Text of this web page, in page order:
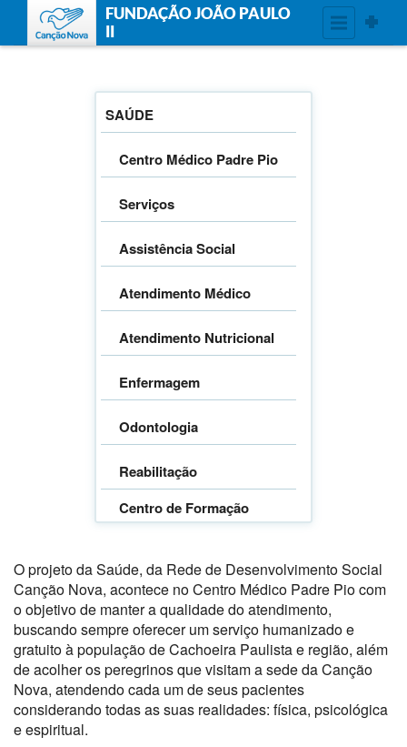
FUNDAÇÃO JOÃO PAULO
II
SAÚDE
Centro Médico Padre Pio
Serviços
Assistência Social
Atendimento Médico
Atendimento Nutricional
Enfermagem
Odontologia
Reabilitação
Centro de Formação
Famílias Novas
Veja Outros Projetos
ASSISTÊNCIA SOCIAL
EDUCAÇÃO
O projeto da Saúde, da Rede de Desenvolvimento Social
Canção Nova, acontece no Centro Médico Padre Pio com
o objetivo de manter a qualidade do atendimento,
buscando sempre oferecer um serviço humanizado e
gratuito à população de Cachoeira Paulista e região, além
de acolher os peregrinos que visitam a sede da Canção
Nova, atendendo cada um de seus pacientes
considerando todas as suas realidades: física, psicológica
e espiritual.